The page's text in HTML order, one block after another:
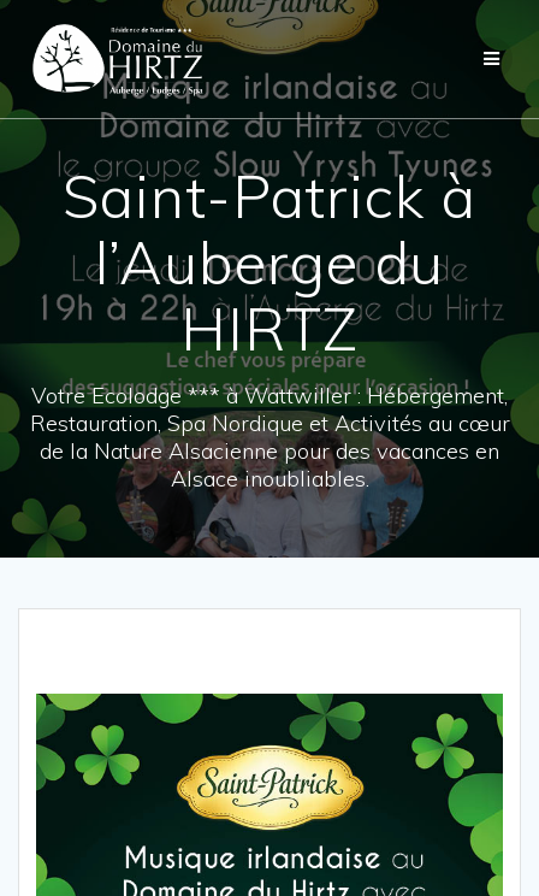
Skip
content
Saint-Patrick à
l’Auberge du
HIRTZ
Votre Ecolodge *** à Wattwiller : Hébergement,
Restauration, Spa Nordique et Activités au cœur
de la Nature Alsacienne pour des vacances en
Alsace inoubliables.